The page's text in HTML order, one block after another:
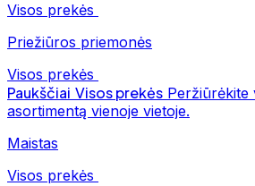
Visos prekės
Priežiūros priemonės
Visos prekės
Paukščiai Visos prekės Peržiūrėkite
asortimentą vienoje vietoje.
Maistas
Visos prekės